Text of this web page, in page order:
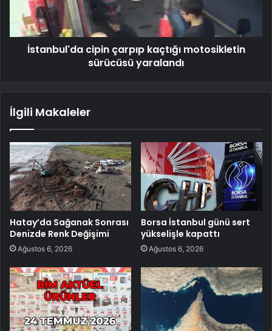
İstanbul'da cipin çarpıp kaçtığı motosikletin
sürücüsü yaralandı
İlgili Makaleler
Hatay’da Sağanak Sonrası
Denizde Renk Değişimi
Ağustos 6, 2026
Borsa İstanbul günü sert
yükselişle kapattı
Ağustos 6, 2026